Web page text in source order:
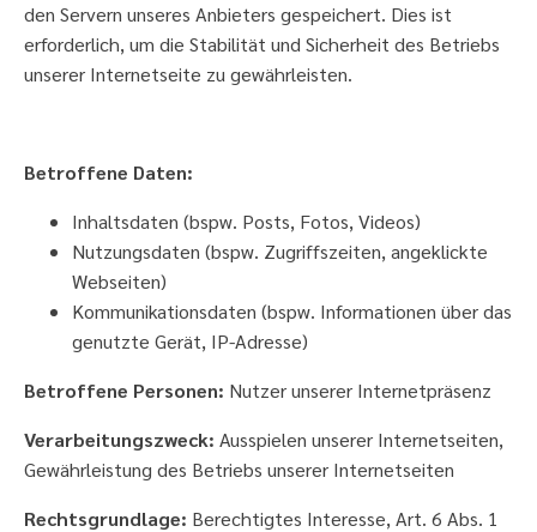
den Servern unseres Anbieters gespeichert. Dies ist
erforderlich, um die Stabilität und Sicherheit des Betriebs
unserer Internetseite zu gewährleisten.
Betroffene Daten:
Inhaltsdaten (bspw. Posts, Fotos, Videos)
Nutzungsdaten (bspw. Zugriffszeiten, angeklickte
Webseiten)
Kommunikationsdaten (bspw. Informationen über das
genutzte Gerät, IP-Adresse)
Betroffene Personen: Nutzer unserer Internetpräsenz
Verarbeitungszweck: Ausspielen unserer Internetseiten,
Gewährleistung des Betriebs unserer Internetseiten
Rechtsgrundlage: Berechtigtes Interesse, Art. 6 Abs. 1